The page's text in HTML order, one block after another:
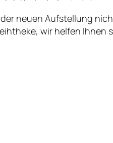
neuen Aufstellung
wir helfen Ihnen